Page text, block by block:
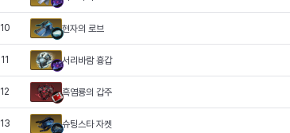
10 현자의 로브
11 서리바람 흉갑
12 흑염룡의 갑주
13 슈팅스타 자켓